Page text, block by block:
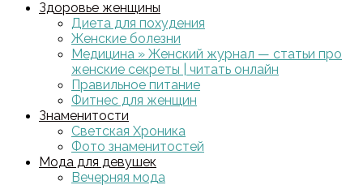
Здоровье женщины
Диета для похудения
Женские болезни
Медицина » Женский журнал — статьи про
женские секреты | читать онлайн
Правильное питание
Фитнес для женщин
Знаменитости
Светская Хроника
Фото знаменитостей
Мода для девушек
Вечерняя мода